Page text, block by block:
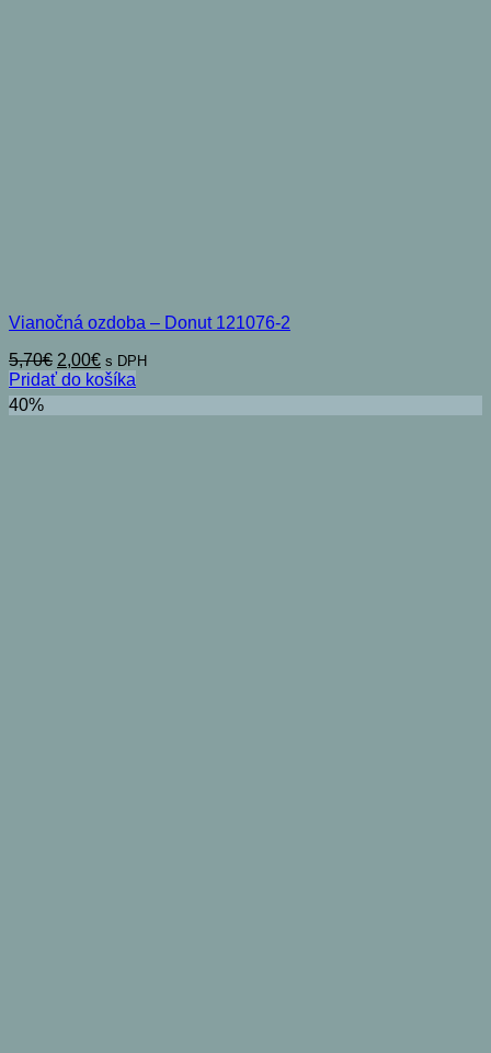
Vianočná ozdoba – Donut 121076-2
5,70€ Pôvodná
cena
bola:
5,70€.
2,00€Aktuálna
cena
je:
2,00€.
s DPH
Pridať do košíka
40%